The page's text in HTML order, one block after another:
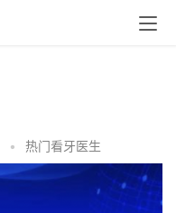
• 热门看牙医生